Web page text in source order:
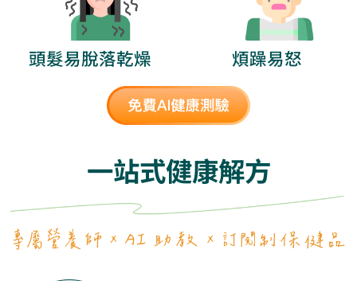
頭髮易脫落乾燥 煩躁易怒
一站式健康解方